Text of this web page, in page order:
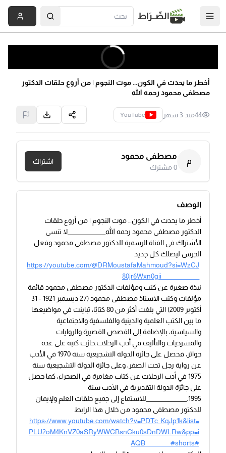
الصِّــرَاط
أخطر ما يحدث في الكون… موت النجوم | من أروع حلقات الدكتور
مصطفى محمود رحمه الله
44منذ 3 شهر YouTube
م
مصطفى محمود
0مشترك
اشتراك
الوصف
أخطر ما يحدث في الكون… موت النجوم | من أروع حلقات
الدكتور مصطفى محمود رحمه الله_______________لا تنسى
الأشتراك في القناة الرسمية للدكتور مصطفى محمود وفعل
الجرس ليصلك كل جديد
https://youtube.com/@DRMoustafaMahmoud?si=WzCJ
80jr6Wxn0gii_______________
نبذة صغيرة عن كتب ومؤلفات الدكتور مصطفى محمود قائمة
مؤلفات وكتب الاستاذ مصطفى محمود (27 ديسمبر 1921 - 31
أكتوبر 2009) التي بلغت أكثر من 80 كتابًا، تباينت في مواضيعها
ما بين الكتب العلمية والدينية والفلسفية والاجتماعية
والسياسية، بالإضافة إلى القصص القصيرة والروايات
والمسرحيات والتأليف في أدب الرحلات.حازت كتبه على عدة
جوائز، فحصل على جائزة الدولة التشجيعية سنة 1970 في الأدب
عن رواية رجل تحت الصفر، وعلى جائزة الدولة التشجيعية سنة
1975 في أدب الرحلات عن كتاب مغامرة في الصحراء، كما حصل
على جائزة الدولة التقديرية في الأدب سنة
1995.________________للاستماع إلى جميع حلقات العلم ولإيمان
للدكتور مصطفى محمود من خلال هذا الرابط
https://www.youtube.com/watch?v=PDTc_KqJp1k&list=
PLU2oM4KnVZ0aSRyWWCBsnCku0sDnDWLRw&pp=i
AQB__________#shorts#